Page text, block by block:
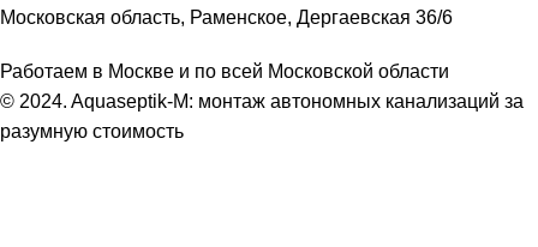
Московская область, Раменское, Дергаевская 36/6
Работаем в Москве и по всей Московской области
© 2024. Aquaseptik-M: монтаж автономных канализаций за
разумную стоимость